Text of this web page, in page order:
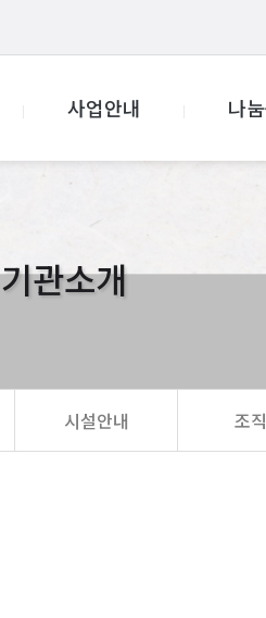
사업안내 나
기관소개
시설안내 조